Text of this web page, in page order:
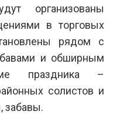
организованы
в торговых
рядом с
и обширным
праздника –
солистов и
забавы.